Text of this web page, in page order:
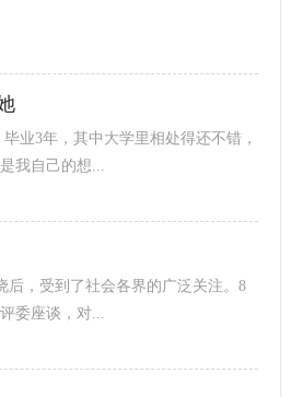
业3年，其中大学里相处得还不错，
我自己的想...
，受到了社会各界的广泛关注。8
委座谈，对...